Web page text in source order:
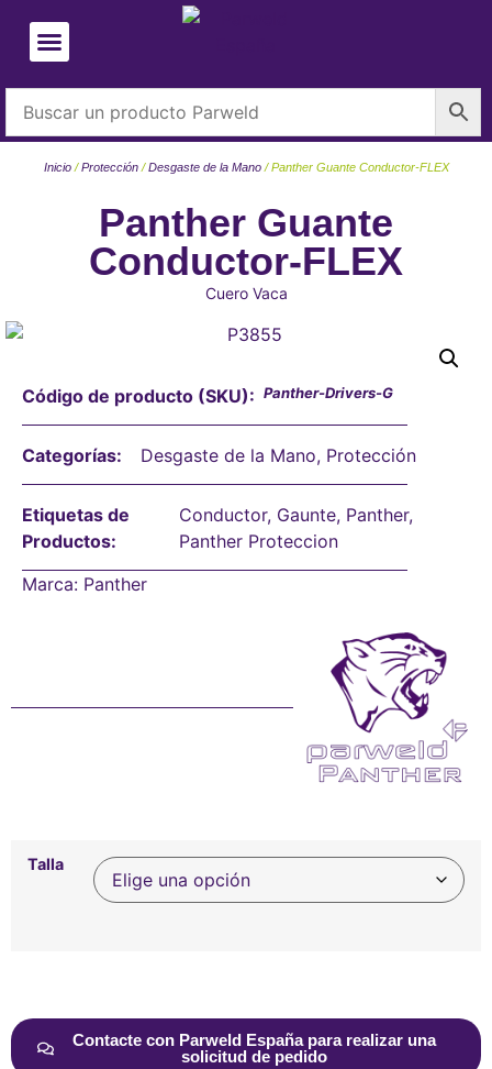
Panther Guante
Conductor-FLEX
Cuero Vaca
Inicio/Protección/Desgaste de la Mano/ Panther Guante Conductor-FLEX
Código de producto (SKU): Panther-Drivers-G
Categorías: Desgaste de la Mano, Protección
Etiquetas de
Productos:
Conductor, Gaunte, Panther,
Panther Proteccion
Marca: Panther
Talla
Contacte con Parweld España para realizar una
solicitud de pedido